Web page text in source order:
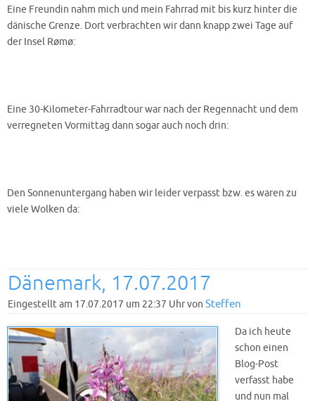
Eine Freundin nahm mich und mein Fahrrad mit bis kurz hinter die
dänische Grenze. Dort verbrachten wir dann knapp zwei Tage auf
der Insel Rømø:
Eine 30-Kilometer-Fahrradtour war nach der Regennacht und dem
verregneten Vormittag dann sogar auch noch drin:
Den Sonnenuntergang haben wir leider verpasst bzw. es waren zu
viele Wolken da:
Dänemark, 17.07.2017
Eingestellt am 17.07.2017 um 22:37 Uhr von Steffen
Da ich heute
schon einen
Blog-Post
verfasst habe
und nun mal